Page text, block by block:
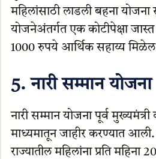
महिलांसाठी लाडली बहना
योजनेअंतर्गत एक कोटीपेक्षा जास्त
1000 रुपये आर्थिक सहाय्य
5. नारी सम्मान योजना
नारी सम्मान योजना पूर्व
माध्यमातून जाहीर करण्यात
राज्यातील महिलांना प्रति महिना